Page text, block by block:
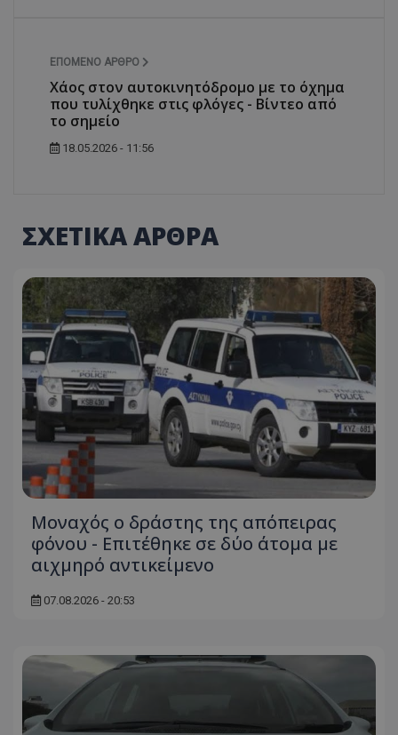
ΕΠΌΜΕΝΟ ΆΡΘΡΟ
Χάος στον αυτοκινητόδρομο με το όχημα
που τυλίχθηκε στις φλόγες - Βίντεο από
το σημείο
18.05.2026 - 11:56
ΣΧΕΤΙΚΑ ΑΡΘΡΑ
Μοναχός ο δράστης της απόπειρας
φόνου - Επιτέθηκε σε δύο άτομα με
αιχμηρό αντικείμενο
07.08.2026 - 20:53